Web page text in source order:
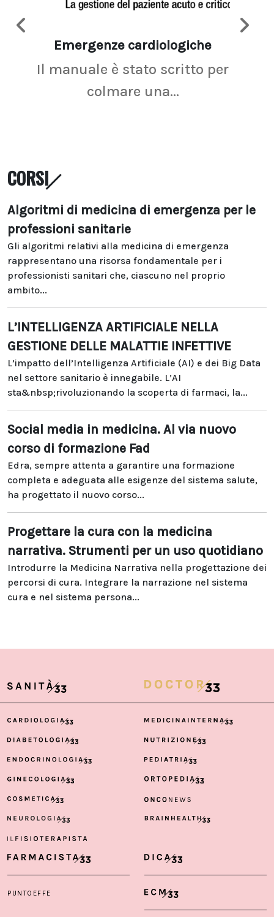
Emergenze cardiologiche
Il manuale è stato scritto per
colmare una...
CORSI
Algoritmi di medicina di emergenza per le
professioni sanitarie
Gli algoritmi relativi alla medicina di emergenza
rappresentano una risorsa fondamentale per i
professionisti sanitari che, ciascuno nel proprio
ambito...
L’INTELLIGENZA ARTIFICIALE NELLA
GESTIONE DELLE MALATTIE INFETTIVE
L’impatto dell’Intelligenza Artificiale (AI) e dei Big Data
nel settore sanitario è innegabile. L’AI
sta&nbsp;rivoluzionando la scoperta di farmaci, la...
Social media in medicina. Al via nuovo
corso di formazione Fad
Edra, sempre attenta a garantire una formazione
completa e adeguata alle esigenze del sistema salute,
ha progettato il nuovo corso...
Progettare la cura con la medicina
narrativa. Strumenti per un uso quotidiano
Introdurre la Medicina Narrativa nella progettazione dei
percorsi di cura. Integrare la narrazione nel sistema
cura e nel sistema persona...